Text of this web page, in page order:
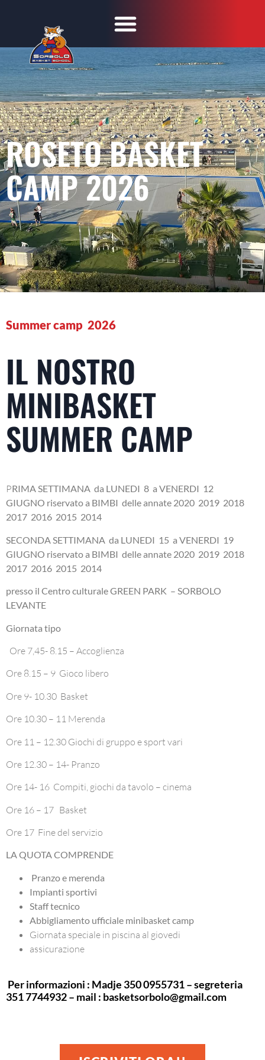
ROSETO BASKET
CAMP 2026
Summer camp 2026
IL NOSTRO
MINIBASKET
SUMMER CAMP
PRIMA SETTIMANA da LUNEDI 8 a VENERDI 12
GIUGNO riservato a BIMBI delle annate 2020 2019 2018
2017 2016 2015 2014
SECONDA SETTIMANA da LUNEDI 15 a VENERDI 19
GIUGNO riservato a BIMBI delle annate 2020 2019 2018
2017 2016 2015 2014
presso il Centro culturale GREEN PARK – SORBOLO
LEVANTE
Giornata tipo
Ore 7,45- 8.15 – Accoglienza
Ore 8.15 – 9 Gioco libero
Ore 9- 10.30 Basket
Ore 10.30 – 11 Merenda
Ore 11 – 12.30 Giochi di gruppo e sport vari
Ore 12.30 – 14- Pranzo
Ore 14- 16 Compiti, giochi da tavolo – cinema
Ore 16 – 17 Basket
Ore 17 Fine del servizio
LA QUOTA COMPRENDE
Pranzo e merenda
Impianti sportivi
Staff tecnico
Abbigliamento ufficiale minibasket camp
Giornata speciale in piscina al giovedi
assicurazione
Per informazioni : Madje 350 0955731 – segreteria
351 7744932 – mail : basketsorbolo@gmail.com